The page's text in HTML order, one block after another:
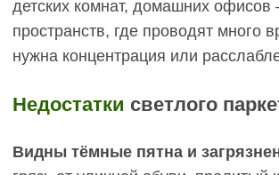
некоторых случаях ежедневной влажной
протирки, особенно если в доме есть дети или
домашние животные. Матовое покрытие (лак или
масло) частично решает проблему, но полностью
Царапины светлеют.
Когда защитный слой и
натуральный светлый дуб. На графитовом или
шоколадном фоне такие царапины выглядят как